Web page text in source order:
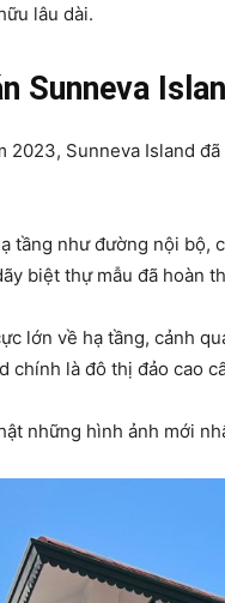
lâu dài.
Sunneva
2023, Sunneva Island
tầng như đường nội bộ,
biệt thự mẫu đã hoàn
lớn về hạ tầng, cảnh
chính là đô thị đảo cao
những hình ảnh mới